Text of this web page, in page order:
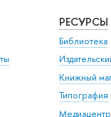
РЕСУРСЫ
Библиотека
Книжный
Типография
Медиацентр